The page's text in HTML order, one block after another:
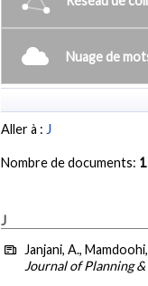
Nuage de
Aller à : J
Nombre de documents: 1
J
Janjani, A.,
Journal of Planning